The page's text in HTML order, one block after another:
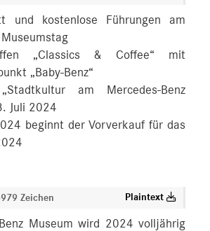
und kostenlose Führungen am
„Classics & Coffee“ mit
„Baby-Benz“
am Mercedes-Benz
Juli 2024
beginnt der Vorverkauf für das
Zeichen Plaintext
Museum wird 2024 volljährig